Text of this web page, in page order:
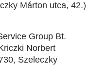
Márton utca, 42.)
Group Bt.
Norbert
Szeleczky